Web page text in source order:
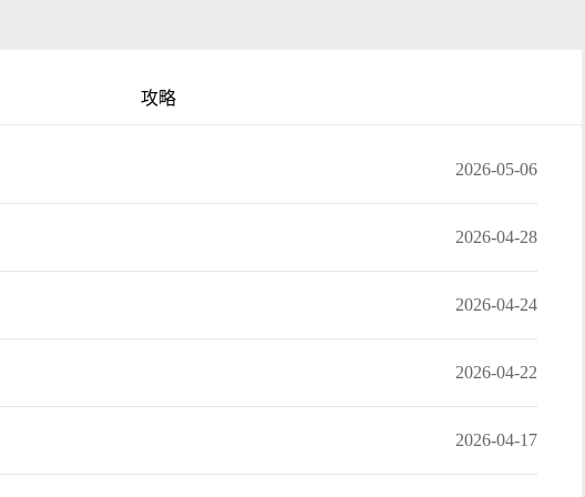
攻略
2026-05-06
2026-04-28
2026-04-24
2026-04-22
2026-04-17